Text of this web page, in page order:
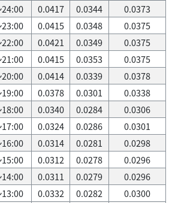
0.0417 0.0344
0.0373
0.0415 0.0348
0.0375
0.0421 0.0349
0.0375
0.0415 0.0353
0.0375
0.0414 0.0339
0.0378
0.0378 0.0301
0.0338
0.0340 0.0284
0.0306
0.0324 0.0286
0.0301
0.0314 0.0281
0.0298
0.0312 0.0278
0.0296
0.0311 0.0279
0.0296
0.0332 0.0282
0.0300